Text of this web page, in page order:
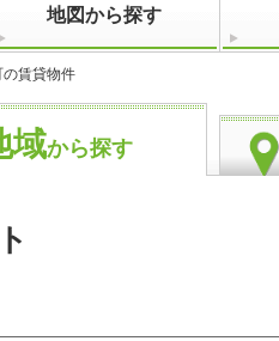
地図から探す
賃貸物件
域から探す